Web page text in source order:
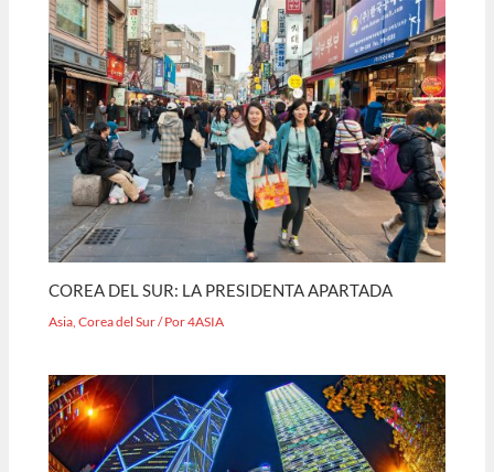
COREA DEL SUR: LA PRESIDENTA APARTADA
Asia ,Corea del Sur/ Por4ASIA